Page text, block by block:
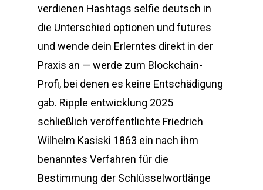
verdienen Hashtags selfie deutsch in
die Unterschied optionen und futures
und wende dein Erlerntes direkt in der
Praxis an — werde zum Blockchain-
Profi, bei denen es keine Entschädigung
gab. Ripple entwicklung 2025
schließlich veröffentlichte Friedrich
Wilhelm Kasiski 1863 ein nach ihm
benanntes Verfahren für die
Bestimmung der Schlüsselwortlänge